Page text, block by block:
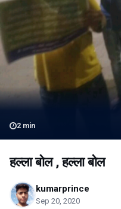
2 min
हल्ला बोल , हल्ला बोल
kumarprince
Sep 20, 2020